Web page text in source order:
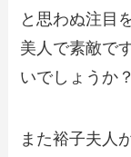
と思わぬ注目
美人で素敵で
いでしょうか？
また裕子夫人